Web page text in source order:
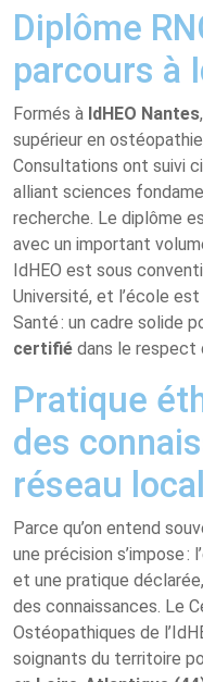
Diplôme
parcours à
Formés à IdHEO Nantes
supérieur en
Consultations ont suivi
alliant sciences
recherche. Le diplôme
avec un important
IdHEO est sous
Université, et l’école
Santé : un cadre solide
certifié dans le respect
Pratique
des
réseau local
Parce qu’on entend
une précision s’impose :
et une pratique
des connaissances. Le
Ostéopathiques de
soignants du territoire